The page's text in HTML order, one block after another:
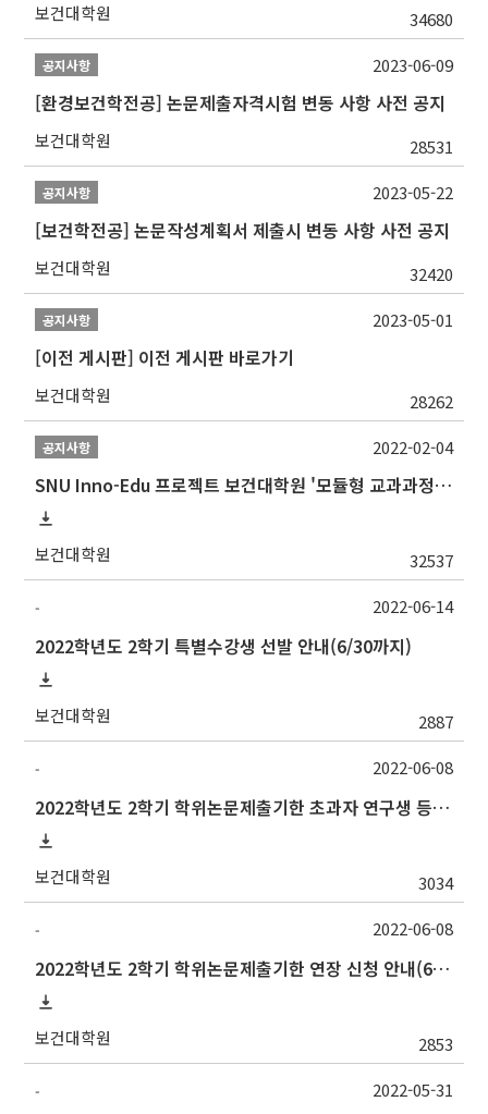
보건대학원 34680
공지사항
[환경보건학전공] 논문제출자격시험 변동 사항 사전 공지
보건대학원 28531
2023-06-09
공지사항
[보건학전공] 논문작성계획서 제출시 변동 사항 사전 공지
보건대학원 32420
2023-05-22
공지사항
[이전 게시판] 이전 게시판 바로가기
보건대학원 28262
2023-05-01
공지사항
SNU Inno-Edu 프로젝트 보건대학원 '모듈형 교과과정' 안내(revised 2022/2/28)
보건대학원 32537
2022-02-04
-
2022학년도 2학기 특별수강생 선발 안내(6/30까지)
보건대학원 2887
2022-06-14
-
2022학년도 2학기 학위논문제출기한 초과자 연구생 등록 신청 안내(7/15까지)
보건대학원 3034
2022-06-08
-
2022학년도 2학기 학위논문제출기한 연장 신청 안내(6/30까지)
보건대학원 2853
2022-06-08
- 2022-05-31